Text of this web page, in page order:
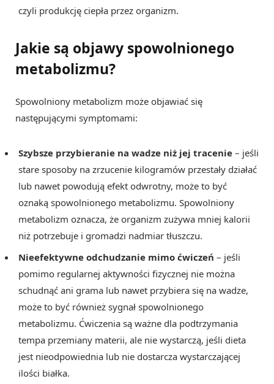
czyli produkcję ciepła przez organizm.
Jakie są objawy spowolnionego
metabolizmu?
Spowolniony metabolizm może objawiać się
następującymi symptomami:
Szybsze przybieranie na wadze niż jej tracenie – jeśli
stare sposoby na zrzucenie kilogramów przestały działać
lub nawet powodują efekt odwrotny, może to być
oznaką spowolnionego metabolizmu. Spowolniony
metabolizm oznacza, że organizm zużywa mniej kalorii
niż potrzebuje i gromadzi nadmiar tłuszczu.
Nieefektywne odchudzanie mimo ćwiczeń – jeśli
pomimo regularnej aktywności fizycznej nie można
schudnąć ani grama lub nawet przybiera się na wadze,
może to być również sygnał spowolnionego
metabolizmu. Ćwiczenia są ważne dla podtrzymania
tempa przemiany materii, ale nie wystarczą, jeśli dieta
jest nieodpowiednia lub nie dostarcza wystarczającej
ilości białka.